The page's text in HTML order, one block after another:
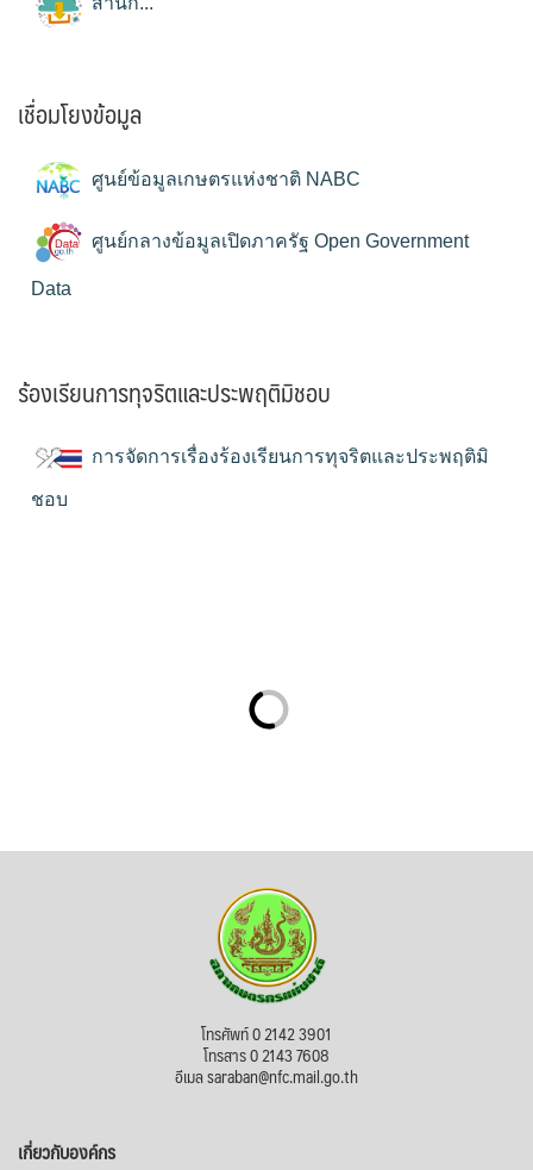
เชื่อมโยงข้อมูล
ศูนย์ข้อมูลเกษตรแห่งชาติ NABC
ศูนย์กลางข้อมูลเปิดภาครัฐ Open Government
Data
ร้องเรียนการทุจริตและประพฤติมิชอบ
การจัดการเรื่องร้องเรียนการทุจริตและประพฤติมิ
ชอบ
โทรศัพท์ 0 2142 3901
โทรสาร 0 2143 7608
อีเมล saraban@nfc.mail.go.th
เกี่ยวกับองค์กร